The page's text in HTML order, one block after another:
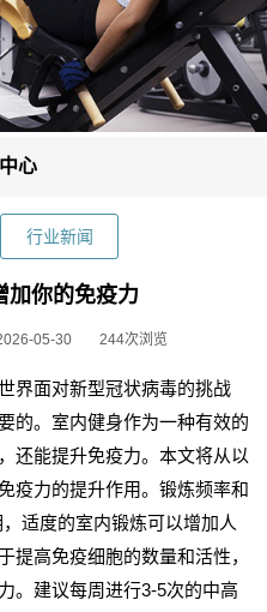
心
行业新闻
加你的免疫力
05-30 244次浏览
界面对新型冠状病毒的挑战
的。室内健身作为一种有效的
还能提升免疫力。本文将从以
疫力的提升作用。锻炼频率和
适度的室内锻炼可以增加人
提高免疫细胞的数量和活性，
。建议每周进行3-5次的中高